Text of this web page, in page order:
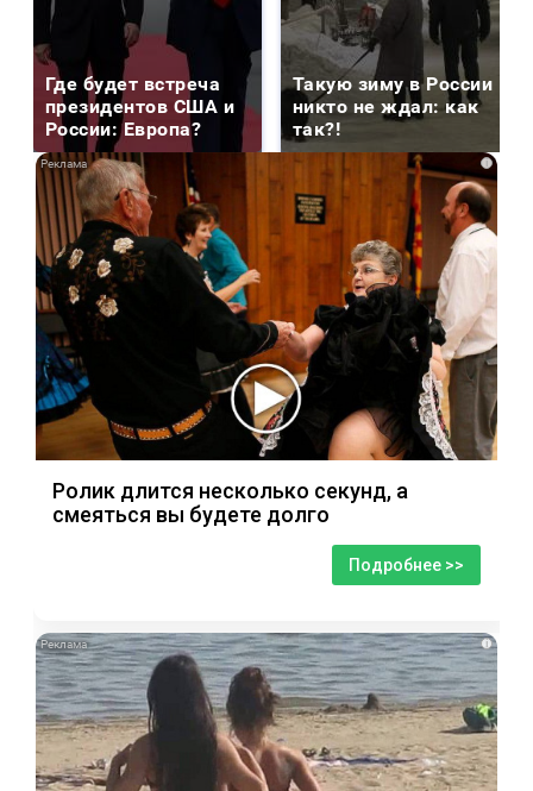
Где будет встреча
президентов США и
России: Европа?
Такую зиму в России
никто не ждал: как
так?!
i
Ролик длится несколько секунд, а
смеяться вы будете долго
Подробнее >>
i